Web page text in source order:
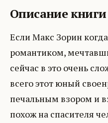
Описание книги
Если Макс Зорин
романтиком,
сейчас в это очень
всего этот юный
печальным взором и
похож на спасителя